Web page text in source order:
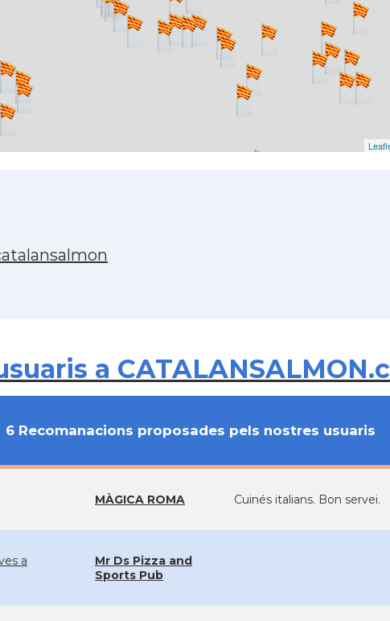
a
6 Recomanacions proposades pels nostres usuaris
MÀGICA ROMA Cuinés italians. Bon servei.
a
Mr Ds Pizza and
Sports Pub